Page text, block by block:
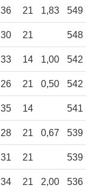
36 21 1,83 549
30 21 548
33 14 1,00 542
26 21 0,50 542
35 14 541
28 21 0,67 539
31 21 539
34 21 2,00 536